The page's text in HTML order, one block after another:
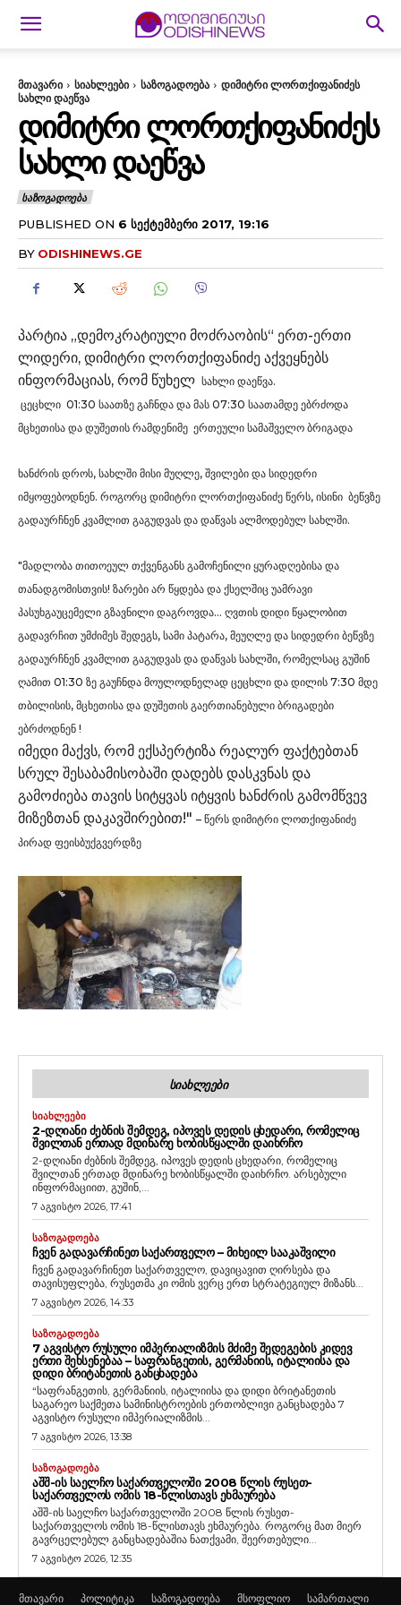
მთავარი სიახლეები საზოგადოება
დიმიტრი ლორთქიფანიძეს
სახლი დაეწვა
ᲓᲘᲛᲘᲢᲠᲘ ᲚᲝᲠᲗᲥᲘᲤᲐᲜᲘᲫᲔᲡ
ᲡᲐᲮᲚᲘ ᲓᲐᲔᲬᲕᲐ
ᲡᲐᲖᲝᲒᲐᲓᲝᲔᲑᲐ
PUBLISHED ON 6 ᲡᲔᲥᲢᲔᲛᲑᲔᲠᲘ 2017, 19:16
BY ODISHINEWS.GE
პარტია „დემოკრატიული მოძრაობის“ ერთ-ერთი
ლიდერი, დიმიტრი ლორთქიფანიძე აქვეყნებს
ინფორმაციას, რომ წუხელ სახლი დაეწვა.
ცეცხლი 01:30 საათზე გაჩნდა და მას 07:30 საათამდე ებრძოდა
მცხეთისა და დუშეთის რამდენიმე ერთეული სამაშველო ბრიგადა
ხანძრის დროს, სახლში მისი მუღლე, შვილები და სიდედრი
იმყოფებოდნენ. როგორც დიმიტრი ლორთქიფანიძე წერს, ისინი ბეწვზე
გადაურჩნენ კვამლით გაგუდვას და დაწვას ალმოდებულ სახლში.
"მადლობა თითოეულ თქვენგანს გამოჩენილი ყურადღებისა და
თანადგომისთვის! ზარები არ წყდება და ქსელშიც უამრავი
პასუხგაუცემელი გზავნილი დაგროვდა… ღვთის დიდი წყალობით
გადავრჩით უმძიმეს შედეგს, სამი პატარა, მეუღლე და სიდედრი ბეწვზე
გადაურჩნენ კვამლით გაგუდვას და დაწვას სახლში, რომელსაც გუშინ
ღამით 01:30 ზე გაუჩნდა მოულოდნელად ცეცხლი და დილის 7:30 მდე
თბილისის, მცხეთისა და დუშეთის გაერთიანებული ბრიგადები
ებრძოდნენ !
იმედი მაქვს, რომ ექსპერტიზა რეალურ ფაქტებთან
სრულ შესაბამისობაში დადებს დასკვნას და
გამოძიება თავის სიტყვას იტყვის ხანძრის გამომწვევ
მიზეზთან დაკავშირებით!" – წერს დიმიტრი ლოთქიფანიძე
პირად ფეისბუქგვერდზე
ᲡᲘᲐᲮᲚᲔᲔᲑᲘ
ᲡᲘᲐᲮᲚᲔᲔᲑᲘ
2-ᲓᲦᲘᲐᲜᲘ ᲫᲔᲑᲜᲘᲡ ᲨᲔᲛᲓᲔᲒ, ᲘᲞᲝᲕᲔᲡ ᲓᲔᲓᲘᲡ ᲪᲮᲔᲓᲐᲠᲘ, ᲠᲝᲛᲔᲚᲘᲪ
ᲨᲕᲘᲚᲗᲐᲜ ᲔᲠᲗᲐᲓ ᲛᲓᲘᲜᲐᲠᲔ ᲮᲝᲑᲘᲡᲬᲧᲐᲚᲨᲘ ᲓᲐᲘᲮᲠᲩᲝ
2-დღიანი ძებნის შემდეგ, იპოვეს დედის ცხედარი, რომელიც
შვილთან ერთად მდინარე ხობისწყალში დაიხრჩო. არსებული
ინფორმაციით, გუშინ,...
7 აგვისტო 2026, 17:41
ᲡᲐᲖᲝᲒᲐᲓᲝᲔᲑᲐ
ᲩᲕᲔᲜ ᲒᲐᲓᲐᲕᲐᲠᲩᲘᲜᲔᲗ ᲡᲐᲥᲐᲠᲗᲕᲔᲚᲝ – ᲛᲘᲮᲔᲘᲚ ᲡᲐᲐᲙᲐᲨᲕᲘᲚᲘ
ჩვენ გადავარჩინეთ საქართველო, დავიცავით ღირსება და
თავისუფლება, რუსეთმა კი ომის ვერც ერთ სტრატეგიულ მიზანს...
7 აგვისტო 2026, 14:33
ᲡᲐᲖᲝᲒᲐᲓᲝᲔᲑᲐ
7 ᲐᲒᲕᲘᲡᲢᲝ ᲠᲣᲡᲣᲚᲘ ᲘᲛᲞᲔᲠᲘᲐᲚᲘᲖᲛᲘᲡ ᲛᲫᲘᲛᲔ ᲨᲔᲓᲔᲒᲔᲑᲘᲡ ᲙᲘᲓᲔᲕ
ᲔᲠᲗᲘ ᲨᲔᲮᲡᲔᲜᲔᲑᲐᲐ – ᲡᲐᲤᲠᲐᲜᲒᲔᲗᲘᲡ, ᲒᲔᲠᲛᲐᲜᲘᲘᲡ, ᲘᲢᲐᲚᲘᲘᲡᲐ ᲓᲐ
ᲓᲘᲓᲘ ᲑᲠᲘᲢᲐᲜᲔᲗᲘᲡ ᲒᲐᲜᲪᲮᲐᲓᲔᲑᲐ
“საფრანგეთის, გერმანიის, იტალიისა და დიდი ბრიტანეთის
საგარეო საქმეთა სამინისტროების ერთობლივი განცხადება 7
აგვისტო რუსული იმპერიალიზმის...
7 აგვისტო 2026, 13:38
ᲡᲐᲖᲝᲒᲐᲓᲝᲔᲑᲐ
ᲐᲨᲨ-ᲘᲡ ᲡᲐᲔᲚᲩᲝ ᲡᲐᲥᲐᲠᲗᲕᲔᲚᲝᲨᲘ 2008 ᲬᲚᲘᲡ ᲠᲣᲡᲔᲗ-
ᲡᲐᲥᲐᲠᲗᲕᲔᲚᲝᲡ ᲝᲛᲘᲡ 18-ᲬᲚᲘᲡᲗᲐᲕᲡ ᲔᲮᲛᲐᲣᲠᲔᲑᲐ
აშშ-ის საელჩო საქართველოში 2008 წლის რუსეთ-
საქართველოს ომის 18-წლისთავს ეხმაურება. როგორც მათ მიერ
გავრცელებულ განცხადებაშია ნათქვამი, შეერთებული...
7 აგვისტო 2026, 12:35
მთავარი პოლიტიკა საზოგადოება მსოფლიო სამართალი